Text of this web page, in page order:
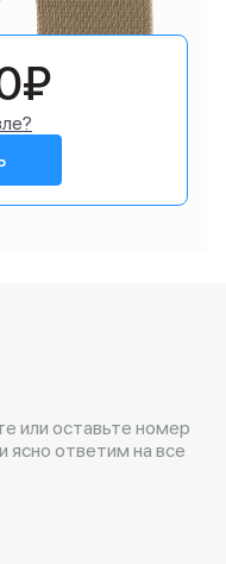
или оставьте номер
ясно ответим на все